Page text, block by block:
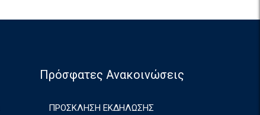
Πρόσφατες Ανακοινώσεις
ΠΡΟΣΚΛΗΣΗ ΕΚΔΗΛΩΣΗΣ